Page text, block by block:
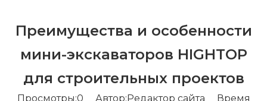
Преимущества и особенности
мини-экскаваторов HIGHTOP
для строительных проектов
Просмотры:0 Автор:Pедактор сайта Время